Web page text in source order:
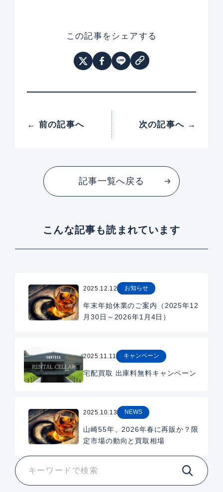
この記事をシェアする
← 前の記事へ 次の記事へ →
記事一覧へ戻る
こんな記事も読まれています
2025.12.12 お知らせ
年末年始休業のご案内（2025年12
月30日～2026年1月4日）
2025.11.11 キャンペーン
宅配買取 出庫料無料キャンペーン
2025.10.13 NEWS
山崎55年、2026年春に再販か？限
定市場の動向と買取相場